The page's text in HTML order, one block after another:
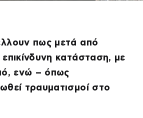
πως μετά από
κατάσταση, με
ενώ – όπως
τραυματισμοί στο